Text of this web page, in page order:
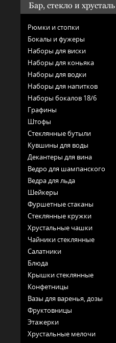
Бар, стекло и хрусталь
Рюмки и стопки
Бокалы и фужеры
Наборы для виски
Наборы для коньяка
Наборы для водки
Наборы для напитков
Наборы бокалов 18/6
Графины
Штофы
Стеклянные бутыли
Кувшины для воды
Декантеры для вина
Ведро для шампанского
Ведра для льда
Шейкеры
Фуршетные стаканы
Стеклянные кружки
Хрустальные чашки
Чайники стеклянные
Салатники
Блюда
Крышки стеклянные
Конфетницы
Вазы для варенья, дозы
Фруктовницы
Этажерки
Хрустальные мелочи